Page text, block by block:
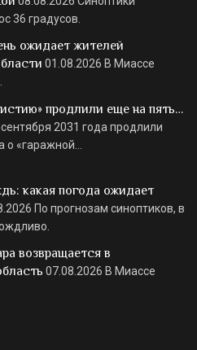
36 градусов.
ожидает жителей
01.08.2026 В Миассе
продлили еще на пять…
2031 года продлили
о «гаражной…
какая погода ожидает
По прогнозам синоптиков, в
возвращается в
07.08.2026 В Миассе